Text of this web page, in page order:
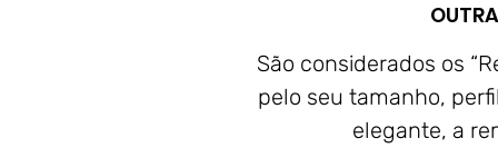
São considerados os
pelo seu tamanho,
elegante, a